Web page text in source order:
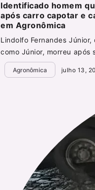
Identificado homem
após carro capotar e
em Agronômica
Lindolfo Fernandes Júnior,
como Júnior, morreu após
Agronômica julho 13,